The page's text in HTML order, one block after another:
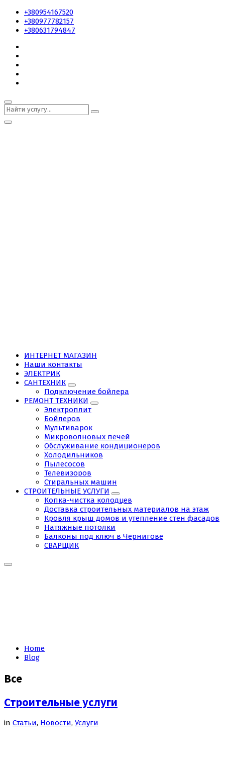
+380954167520
+380977782157
+380631794847
ИНТЕРНЕТ МАГАЗИН
Наши контакты
ЭЛЕКТРИК
САНТЕХНИК
Подключение бойлера
РЕМОНТ ТЕХНИКИ
Электроплит
Бойлеров
Мультиварок
Микроволновых печей
Обслуживание кондиционеров
Холодильников
Пылесосов
Телевизоров
Стиральных машин
СТРОИТЕЛЬНЫЕ УСЛУГИ
Копка-чистка колодцев
Доставка строительных материалов на этаж
Кровля крыш домов и утепление стен фасадов
Натяжные потолки
Балконы под ключ в Чернигове
СВАРЩИК
Home
Blog
Все
Строительные услуги
in Cтатьи, Новости, Услуги